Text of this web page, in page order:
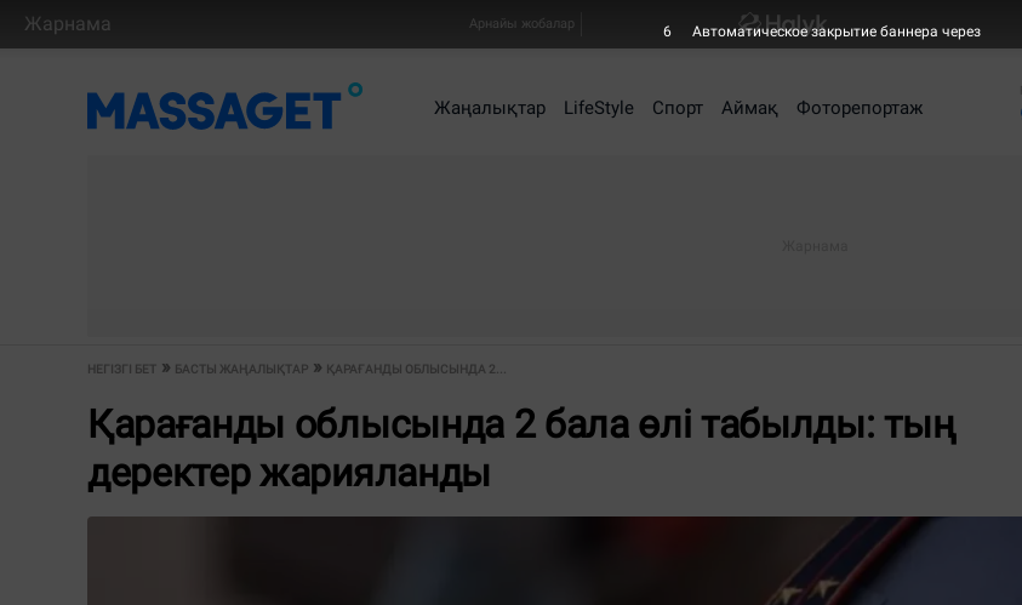
Жарнама Арнайы жобалар
Жаңалықтар LifeStyle Спорт Аймақ Фоторепортаж
НЕГІЗГІ БЕТ БАСТЫ ЖАҢАЛЫҚТАР ҚАРАҒАНДЫ ОБЛЫСЫНДА 2...
Қарағанды облысында 2 бала өлі табылды: тың
деректер жарияланды
5 Автоматическое закрытие баннера через